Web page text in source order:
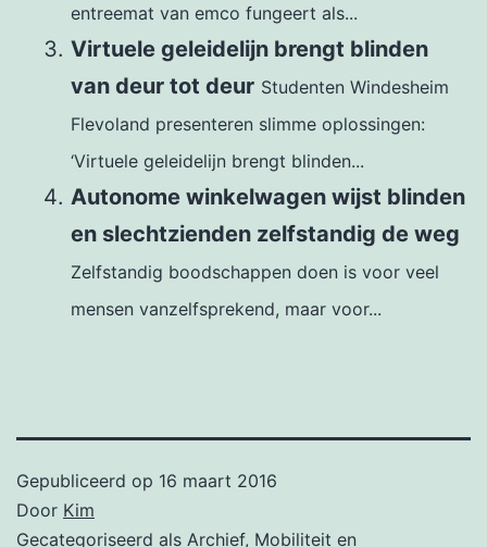
entreemat van emco fungeert als...
Virtuele geleidelijn brengt blinden
van deur tot deur Studenten Windesheim
Flevoland presenteren slimme oplossingen:
‘Virtuele geleidelijn brengt blinden...
Autonome winkelwagen wijst blinden
en slechtzienden zelfstandig de weg
Zelfstandig boodschappen doen is voor veel
mensen vanzelfsprekend, maar voor...
Gepubliceerd op 16 maart 2016
Door Kim
Gecategoriseerd als Archief, Mobiliteit en